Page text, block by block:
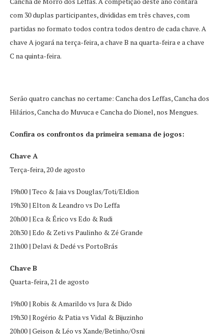
com 30 duplas participantes, divididas em três chaves, com
partidas no formato todos contra todos dentro de cada chave. A
chave A jogará na terça-feira, a chave B na quarta-feira e a chave
C na quinta-feira.
Serão quatro canchas no certame: Cancha dos Leffas, Cancha dos
Hilários, Cancha do Muvuca e Cancha do Dionel, nos Mengues.
Confira os confrontos da primeira semana de jogos:
Chave A
Terça-feira, 20 de agosto
19h00 | Teco & Jaia vs Douglas/Toti/Eldion
19h30 | Elton & Leandro vs Do Leffa
20h00 | Eca & Érico vs Edo & Rudi
20h30 | Edo & Zeti vs Paulinho & Zé Grande
21h00 | Delavi & Dedé vs PortoBrás
Chave B
Quarta-feira, 21 de agosto
19h00 | Robis & Amarildo vs Jura & Dido
19h30 | Rogério & Patia vs Vidal & Bijuzinho
20h00 | Geison & Léo vs Xande/Betinho/Osni